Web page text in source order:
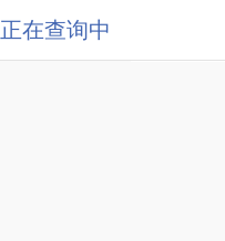
正在查询中